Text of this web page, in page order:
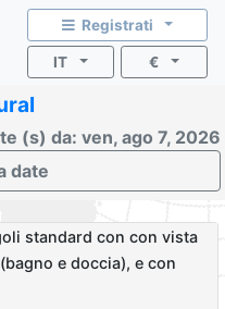
Registrati
IT €
(s) da: ven, ago 7, 2026
date
standard con con vista
e doccia), e con